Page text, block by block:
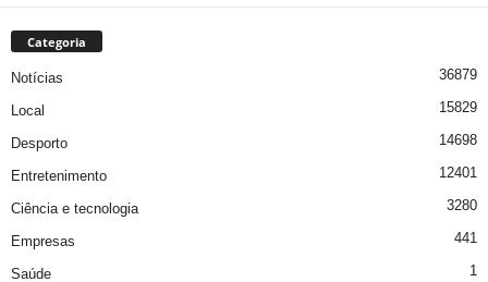
Categoria
Notícias 36879
Local 15829
Desporto 14698
Entretenimento 12401
Ciência e tecnologia 3280
Empresas 441
Saúde 1